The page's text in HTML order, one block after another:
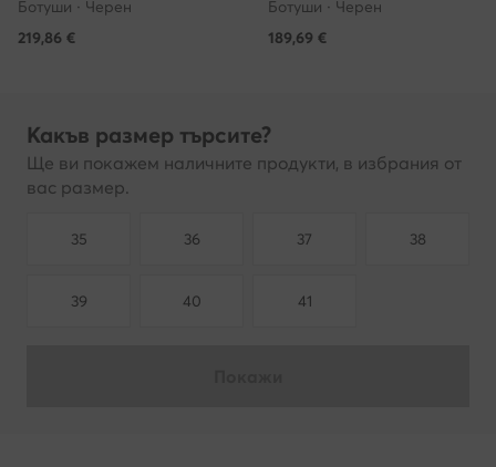
Ботуши · Черен
219,86 €
Ботуши · Черен
189,69 €
Какъв размер търсите?
Ще ви покажем наличните продукти, в избрания от
вас размер.
35 36 37 38
39 40 41